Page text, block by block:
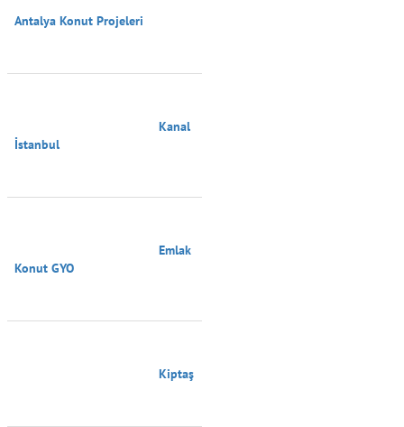
Antalya Konut Projeleri
İstanbul
Konut GYO